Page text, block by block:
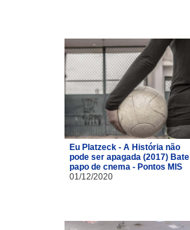
Eu Platzeck - A História não
pode ser apagada (2017) Bate
papo de cnema - Pontos MIS
01/12/2020